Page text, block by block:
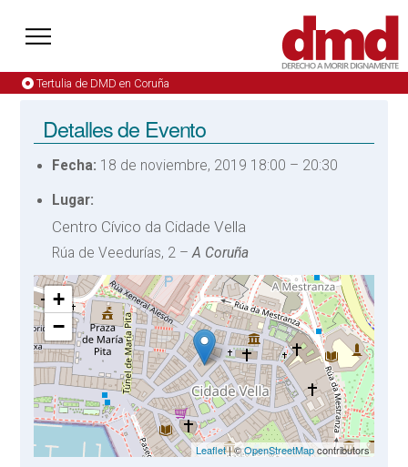
Tertulia de DMD en Coruña
Detalles de Evento
Fecha: 18 de noviembre, 2019 18:00 – 20:30
Lugar:
Centro Cívico da Cidade Vella
Rúa de Veedurías, 2 –A Coruña
+
−
Leaflet| ©OpenStreetMapcontributors